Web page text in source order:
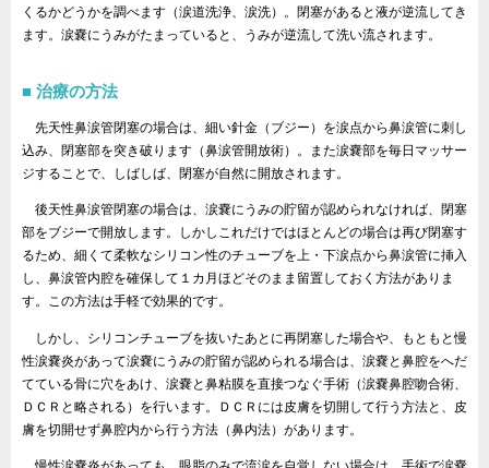
くるかどうかを調べます（涙道洗浄、涙洗）。閉塞があると液が逆流してき
ます。涙嚢にうみがたまっていると、うみが逆流して洗い流されます。
治療の方法
先天性鼻涙管閉塞の場合は、細い針金（ブジー）を涙点から鼻涙管に刺し
込み、閉塞部を突き破ります（鼻涙管開放術）。また涙嚢部を毎日マッサー
ジすることで、しばしば、閉塞が自然に開放されます。
後天性鼻涙管閉塞の場合は、涙嚢にうみの貯留が認められなければ、閉塞
部をブジーで開放します。しかしこれだけではほとんどの場合は再び閉塞す
るため、細くて柔軟なシリコン性のチューブを上・下涙点から鼻涙管に挿入
し、鼻涙管内腔を確保して１カ月ほどそのまま留置しておく方法がありま
す。この方法は手軽で効果的です。
しかし、シリコンチューブを抜いたあとに再閉塞した場合や、もともと慢
性涙嚢炎があって涙嚢にうみの貯留が認められる場合は、涙嚢と鼻腔をへだ
てている骨に穴をあけ、涙嚢と鼻粘膜を直接つなぐ手術（涙嚢鼻腔吻合術、
ＤＣＲと略される）を行います。ＤＣＲには皮膚を切開して行う方法と、皮
膚を切開せず鼻腔内から行う方法（鼻内法）があります。